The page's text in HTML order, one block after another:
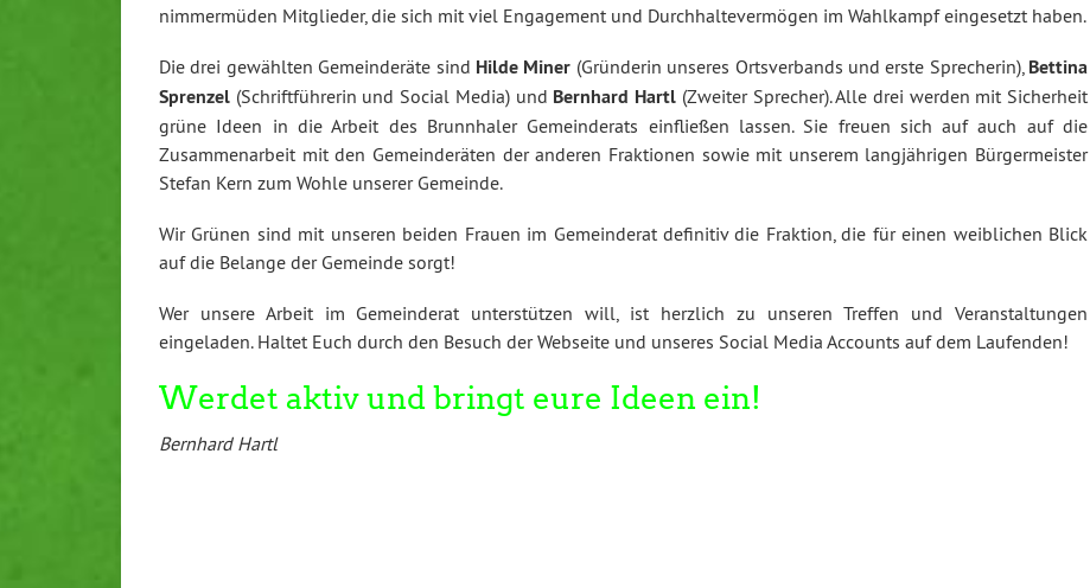
nimmermüden Mitglieder, die sich mit viel Engagement und Durchhaltevermögen im Wahlkampf eingesetzt haben.
Die drei gewählten Gemeinderäte sind Hilde Miner (Gründerin unseres Ortsverbands und erste Sprecherin), Bettina
Sprenzel (Schriftführerin und Social Media) und Bernhard Hartl (Zweiter Sprecher). Alle drei werden mit Sicherheit
grüne Ideen in die Arbeit des Brunnhaler Gemeinderats einfließen lassen. Sie freuen sich auf auch auf die
Zusammenarbeit mit den Gemeinderäten der anderen Fraktionen sowie mit unserem langjährigen Bürgermeister
Stefan Kern zum Wohle unserer Gemeinde.
Wir Grünen sind mit unseren beiden Frauen im Gemeinderat definitiv die Fraktion, die für einen weiblichen Blick
auf die Belange der Gemeinde sorgt!
Wer unsere Arbeit im Gemeinderat unterstützen will, ist herzlich zu unseren Treffen und Veranstaltungen
eingeladen. Haltet Euch durch den Besuch der Webseite und unseres Social Media Accounts auf dem Laufenden!
Werdet aktiv und bringt eure Ideen ein!
Bernhard Hartl